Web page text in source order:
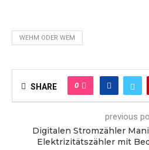
WEHM ODER WEM
SHARE 0
previous
Digitalen Stromzähler
Elektrizitätszähler mit